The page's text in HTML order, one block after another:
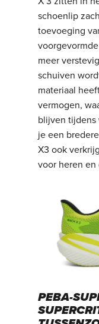
schoenlip
toevoeging
meer
schuiven
materiaal
vermogen,
blijven tijdens
je een
X3 ook
voor heren en
PEBA-